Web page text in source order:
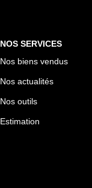
NOS SERVICES
Nos biens vendus
Nos actualités
Nos outils
Estimation